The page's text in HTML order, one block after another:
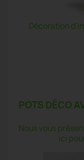
Décoration
POTS DÉCO
Nous vous
ici